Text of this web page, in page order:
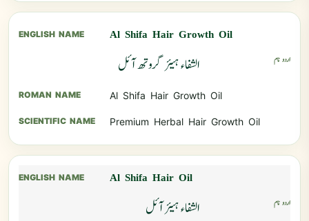
Al Shifa Hair Growth Oil
الشفاء ہیئر گروتھ آئل
Al Shifa Hair Growth Oil
Premium Herbal Hair Growth Oil
Al Shifa Hair Oil
الشفاء ہیئر آئل